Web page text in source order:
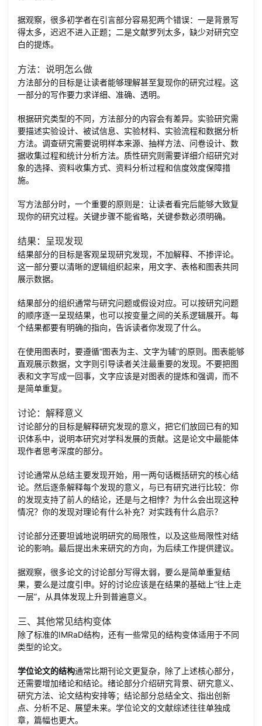
据观察，很多初学者在引言部分容易犯两个错误：一是背景写
得太多，迟迟不进入正题；二是文献罗列太多，缺少对研究空
白的提炼。
方法：说明怎么做
方法部分的目标是让读者能够理解甚至复现你的研究过程。这
一部分的写作要力求详细、准确、透明。
根据研究类型的不同，方法部分的内容会有差异。实验研究需
要描述实验设计、被试信息、实验材料、实验流程和数据分析
方法。调查研究需要说明样本来源、抽样方法、问卷设计、数
据收集过程和统计分析方法。质性研究则需要详细介绍研究对
象的选择、资料收集方式、资料分析过程和信度效度保障措
施。
写方法部分时，一个重要的原则是：让读者看完后能够大致复
现你的研究过程。关键步骤不能省略，关键参数必须明确。
结果：呈现发现
结果部分的目标是客观呈现研究发现，不加解释、不掺评论。
这一部分要以清晰的逻辑组织起来，用文字、表格和图表共同
展示数据。
结果部分的组织通常与研究问题或假设对应。可以按研究问题
的顺序逐一呈现结果，也可以按变量之间的关系逻辑展开。每
个结果都要有明确的指向，告诉读者你发现了什么。
在使用图表时，要遵循“图表为主、文字为辅”的原则。图表能够
直观展示数据，文字则引导读者关注最重要的发现。不要把图
表和文字写成一回事，文字应该是对图表的提炼和强调，而不
是简单重复。
讨论：解释意义
讨论部分的目标是解释研究发现的意义，把它们放回已有的知
识体系中，说明本研究对学科发展的贡献。这是论文中最能体
现作者思考深度的部分。
讨论通常从总结主要发现开始，用一两句话概括研究的核心结
论。然后逐条解释每个发现的意义，与已有研究进行比较：你
的发现支持了前人的结论，还是与之相悖？为什么会出现这种
情况？你的发现对理论有什么补充？对实践有什么启示？
讨论部分还要坦诚地说明研究的局限性，以及这些局限性对结
论的影响。最后提出未来研究的方向，为后续工作提供建议。
据观察，很多论文的讨论部分写得太弱，要么是简单重复结
果，要么是过度引申。好的讨论应该是在结果的基础上“往上走
一层”，从具体发现上升到普遍意义。
三、其他常见结构变体
除了标准的IMRaD结构，还有一些常见的结构变体适用于不同
类型的论文。
学位论文的结构通常比期刊论文更复杂，除了上述核心部分，
还需要增加绪论和结论。绪论部分介绍研究背景、研究意义、
研究方法、论文结构安排等；结论部分总结全文、指出创新
点、分析不足、展望未来。学位论文的文献综述往往单独成
章，篇幅也更大。